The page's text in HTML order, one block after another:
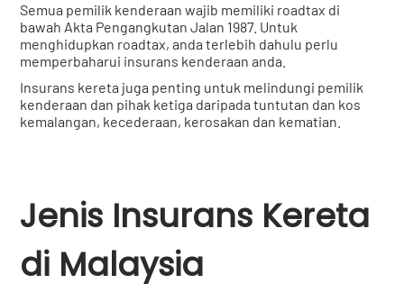
Semua pemilik kenderaan wajib memiliki roadtax di
bawah Akta Pengangkutan Jalan 1987. Untuk
menghidupkan roadtax, anda terlebih dahulu perlu
memperbaharui insurans kenderaan anda.
Insurans kereta juga penting untuk melindungi pemilik
kenderaan dan pihak ketiga daripada tuntutan dan kos
kemalangan, kecederaan, kerosakan dan kematian.
Jenis Insurans Kereta
di Malaysia